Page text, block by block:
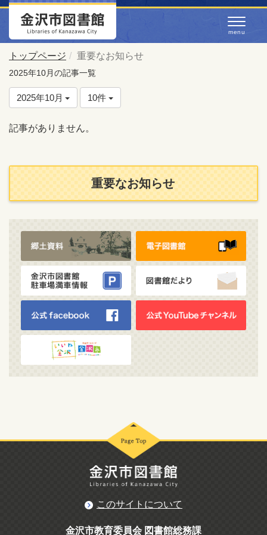
トップページ 重要なお知らせ
2025年10月の記事一覧
2025年10月 10件
記事がありません。
重要なお知らせ
このサイトについて
金沢市教育委員会 図書館総務課